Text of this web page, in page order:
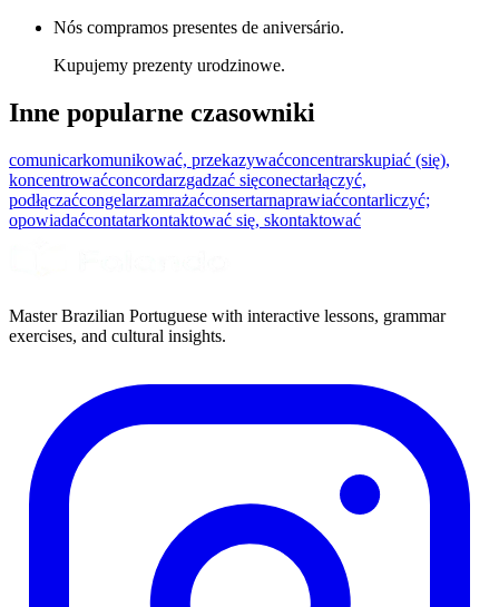
Nós compramos presentes de aniversário.
Kupujemy prezenty urodzinowe.
Inne popularne czasowniki
comunicarkomunikować, przekazywaćconcentrarskupiać (się),
koncentrowaćconcordarzgadzać sięconectarłączyć,
podłączaćcongelarzamrażaćconsertarnaprawiaćcontarliczyć;
opowiadaćcontatarkontaktować się, skontaktować
Master Brazilian Portuguese with interactive lessons, grammar
exercises, and cultural insights.